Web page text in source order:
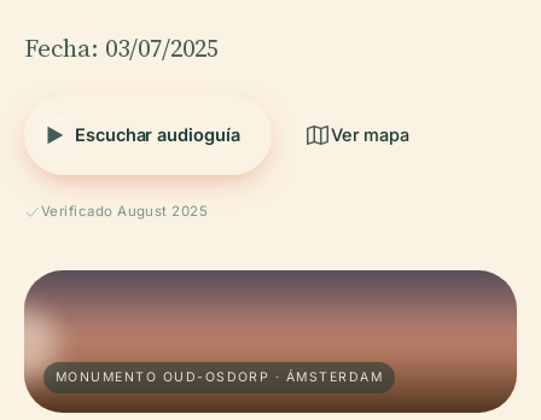
Fecha: 03/07/2025
Escuchar audioguía Ver mapa
Verificado August 2025
MONUMENTO OUD-OSDORP · ÁMSTERDAM